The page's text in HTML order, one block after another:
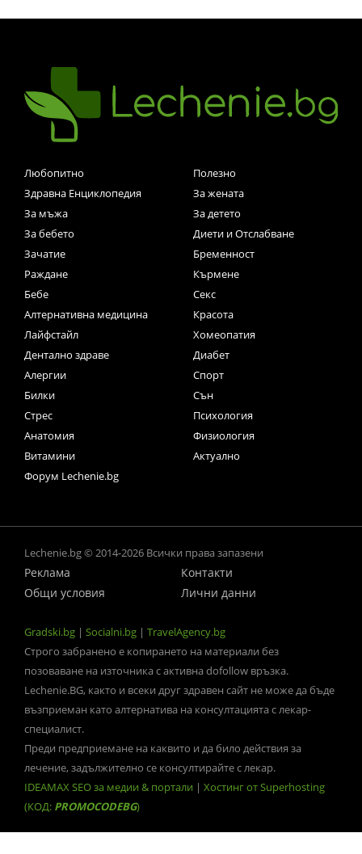
Любопитно
Полезно
Здравна Енциклопедия
За жената
За мъжа
За детето
За бебето
Диети и Отслабване
Зачатие
Бременност
Раждане
Кърмене
Бебе
Секс
Алтернативна медицина
Красота
Лайфстайл
Хомеопатия
Дентално здраве
Диабет
Алергии
Спорт
Билки
Сън
Стрес
Психология
Анатомия
Физиология
Витамини
Актуално
Форум Lechenie.bg
Lechenie.bg © 2014-2026 Всички права запазени
Реклама
Контакти
Общи условия
Лични данни
Gradski.bg | Socialni.bg | TravelAgency.bg
Строго забранено е копирането на материали без
позоваване на източника с активна dofollow връзка.
Lechenie.BG, както и всеки друг здравен сайт не може да бъде
възприеман като алтернатива на консултацията с лекар-
специалист.
Преди предприемане на каквито и да било действия за
лечение, задължително се консултирайте с лекар.
IDEAMAX SEO за медии & портали | Хостинг от Superhosting
(КОД: PROMOCODEBG)